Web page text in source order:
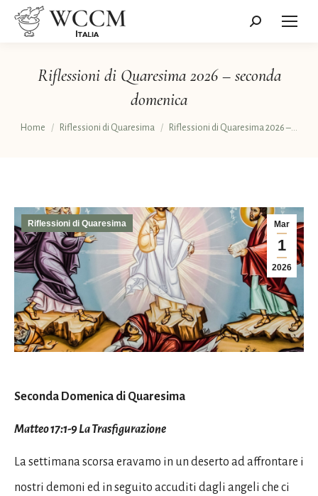
Cerca:
Riflessioni di Quaresima 2026 – seconda
domenica
Tu sei qui:
Home Riflessioni di Quaresima Riflessioni di Quaresima 2026 –…
Mar
1
2026
Riflessioni di Quaresima
Seconda Domenica di Quaresima
Matteo 17:1-9 La Trasfigurazione
La settimana scorsa eravamo in un deserto ad affrontare i
nostri demoni ed in seguito accuditi dagli angeli che ci